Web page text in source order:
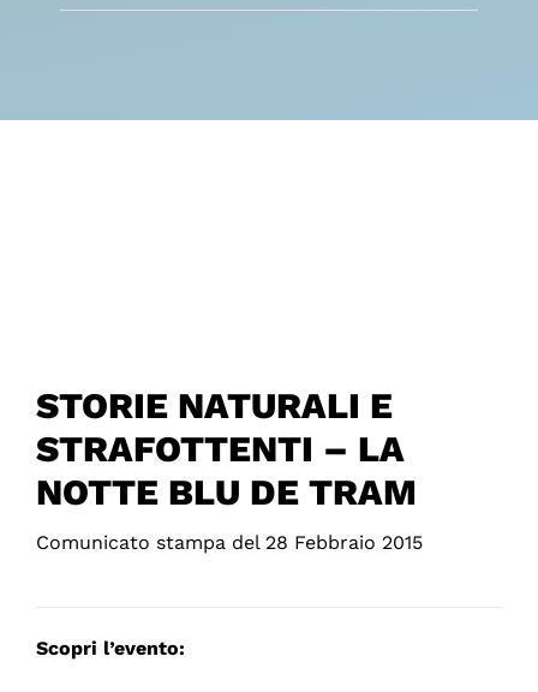
STORIE NATURALI E
STRAFOTTENTI – LA
NOTTE BLU DE TRAM
Comunicato stampa del 28 Febbraio 2015
Scopri l’evento: